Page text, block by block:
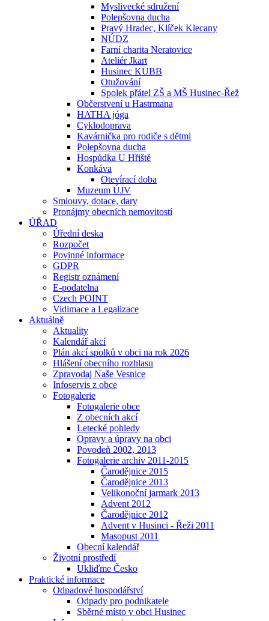
Myslivecké sdružení
Polepšovna ducha
Pravý Hradec, Klíček Klecany
NÚDZ
Farní charita Neratovice
Ateliér Jkart
Husinec KUBB
Otužování
Spolek přátel ZŠ a MŠ Husinec-Řež
Občerstvení u Hastrmana
HATHA jóga
Cyklodoprava
Kavárnička pro rodiče s dětmi
Polepšovna ducha
Hospůdka U Hřiště
Konkáva
Otevírací doba
Muzeum ÚJV
Smlouvy, dotace, dary
Pronájmy obecních nemovitostí
ÚŘAD
Úřední deska
Rozpočet
Povinné informace
GDPR
Registr oznámení
E-podatelna
Czech POINT
Vidimace a Legalizace
Aktuálně
Aktuality
Kalendář akcí
Plán akcí spolků v obci na rok 2026
Hlášení obecního rozhlasu
Zpravodaj Naše Vesnice
Infoservis z obce
Fotogalerie
Fotogalerie obce
Z obecních akcí
Letecké pohledy
Opravy a úpravy na obci
Povodeň 2002, 2013
Fotogalerie archiv 2011-2015
Čarodějnice 2015
Čarodějnice 2013
Velikonoční jarmark 2013
Advent 2012
Čarodějnice 2012
Advent v Husinci - Řeži 2011
Masopust 2011
Obecní kalendář
Životní prostředí
Ukliďme Česko
Praktické informace
Odpadové hospodářství
Odpady pro podnikatele
Sběrné místo v obci Husinec